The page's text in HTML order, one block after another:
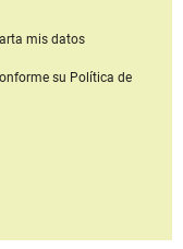
mis datos
su Política de